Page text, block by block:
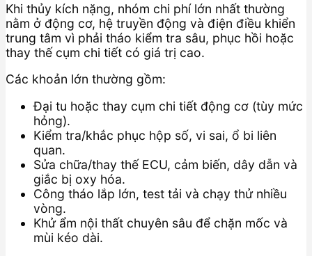
Khi thủy kích nặng, nhóm chi phí lớn nhất thường
nằm ở động cơ, hệ truyền động và điện điều khiển
trung tâm vì phải tháo kiểm tra sâu, phục hồi hoặc
thay thế cụm chi tiết có giá trị cao.
Các khoản lớn thường gồm:
Đại tu hoặc thay cụm chi tiết động cơ (tùy mức
hỏng).
Kiểm tra/khắc phục hộp số, vi sai, ổ bi liên
quan.
Sửa chữa/thay thế ECU, cảm biến, dây dẫn và
giắc bị oxy hóa.
Công tháo lắp lớn, test tải và chạy thử nhiều
vòng.
Khử ẩm nội thất chuyên sâu để chặn mốc và
mùi kéo dài.